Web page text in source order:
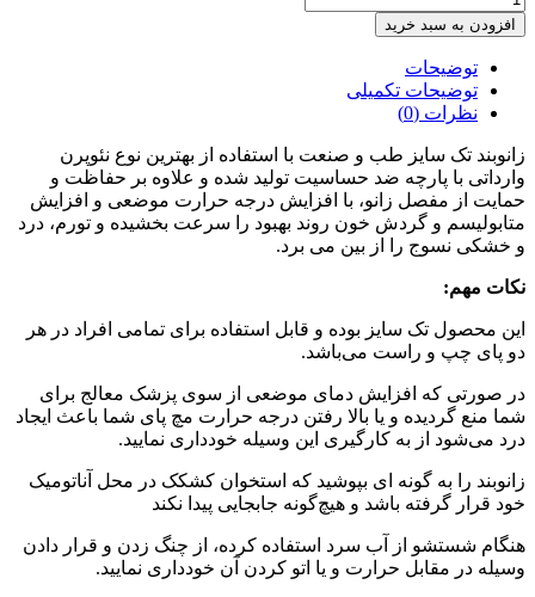
تک
سایز
(نئوپرن)
طب
صنعت
کد
46200
عدد
افزودن به سبد خرید
توضیحات
توضیحات تکمیلی
نظرات (0)
زانوبند تک ‌سایز طب و صنعت با استفاده از بهترین نوع نئوپرن
وارداتی با پارچه ضد حساسیت تولید شده و علاوه بر حفاظت و
حمایت از مفصل زانو، با افزایش درجه حرارت موضعی و افزایش
متابولیسم و گردش خون روند بهبود را سرعت بخشیده و تورم، درد
و خشکی نسوج را از بین می‌ برد.
نکات مهم:
این محصول تک ‌سایز بوده و قابل استفاده برای تمامی افراد در هر
دو پای چپ و راست می‌باشد.
در صورتی که افزایش دمای موضعی از سوی پزشک معالج برای
شما منع گردیده و یا بالا رفتن درجه حرارت مچ پای شما باعث ایجاد
درد می‌شود از به کارگیری این وسیله خودداری نمایید.
زانوبند را به گونه ‌ای بپوشید که استخوان کشکک در محل آناتومیک
خود قرار گرفته باشد و هیچ‌گونه جابجایی پیدا نکند
هنگام شستشو از آب سرد استفاده کرده، از چنگ زدن و قرار دادن
وسیله در مقابل حرارت و یا اتو کردن آن خودداری نمایید.